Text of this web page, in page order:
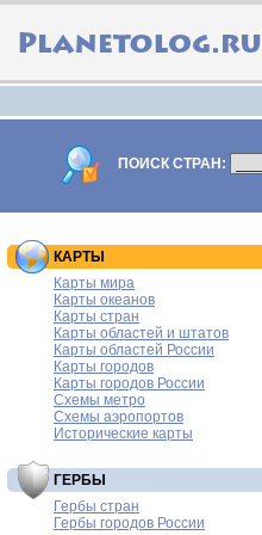
ПОИСК СТРАН:
КАРТЫ
Карты мира
Карты океанов
Карты стран
Карты областей и штатов
Карты областей России
Карты городов
Карты городов России
Схемы метро
Схемы аэропортов
Исторические карты
ГЕРБЫ
Гербы стран
Гербы городов России